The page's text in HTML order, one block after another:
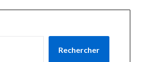
Rechercher